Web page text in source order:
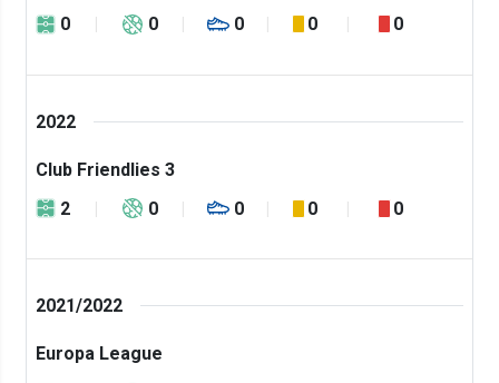
0
0 0 0 0
2022
Club Friendlies 3
2
0 0 0 0
2021/2022
Europa League